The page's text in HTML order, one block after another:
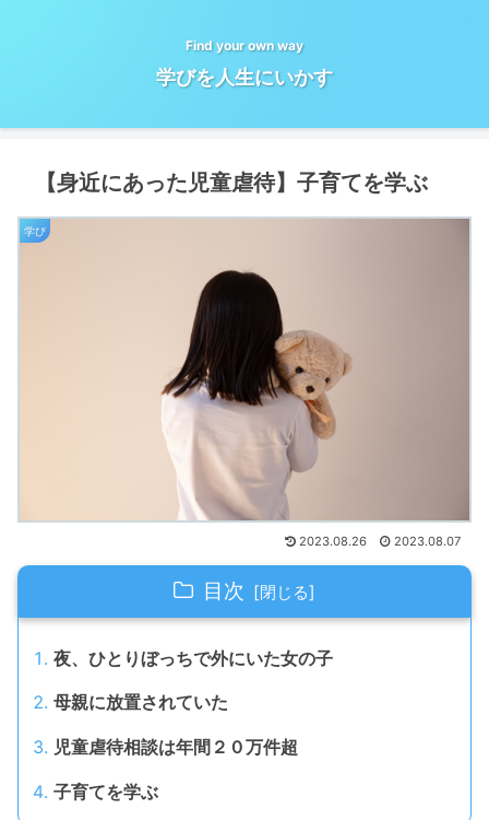
Find your own way
学びを人生にいかす
【身近にあった児童虐待】子育てを学ぶ
学び
2023.08.26 2023.08.07
目次
夜、ひとりぼっちで外にいた女の子
母親に放置されていた
児童虐待相談は年間２０万件超
子育てを学ぶ